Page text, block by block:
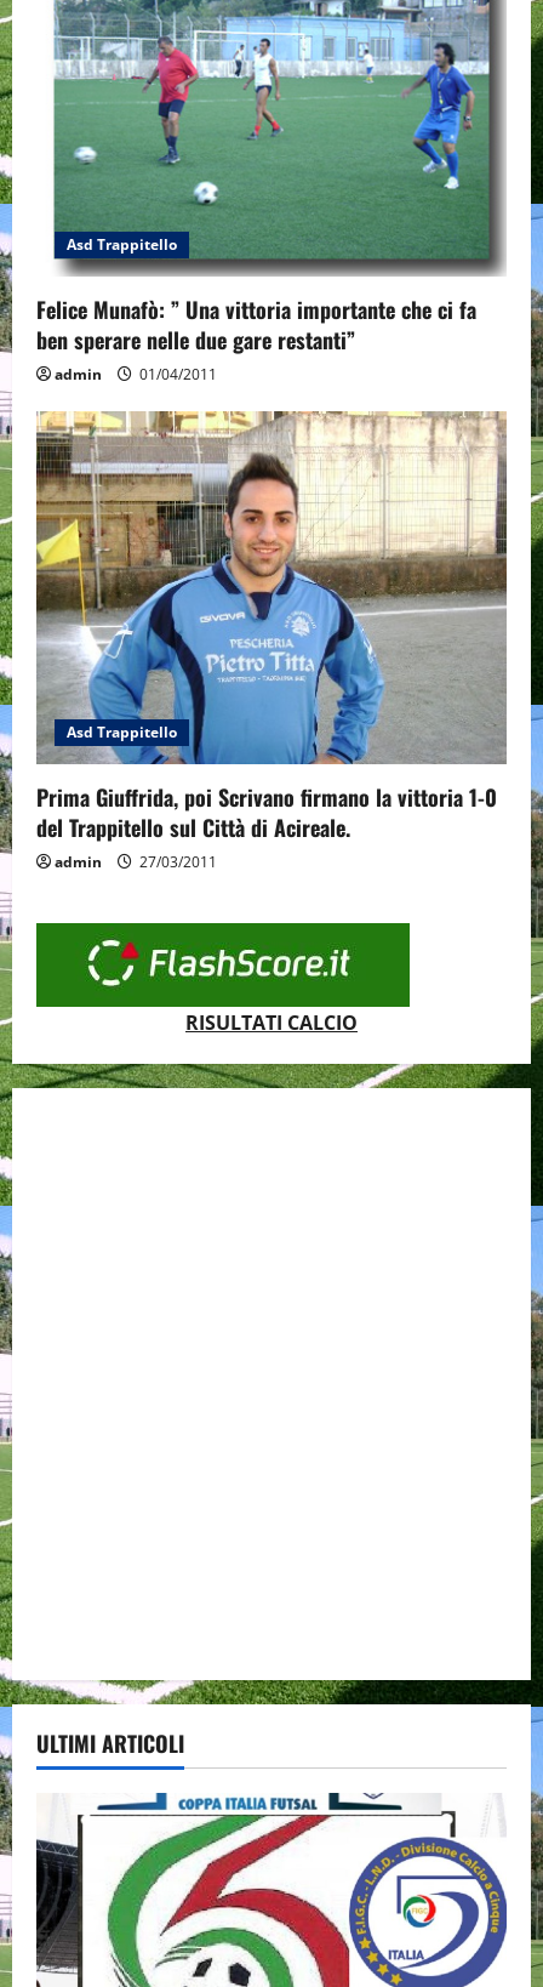
Asd Trappitello
Felice Munafò: ” Una vittoria importante che ci fa
ben sperare nelle due gare restanti”
admin 01/04/2011
Asd Trappitello
Prima Giuffrida, poi Scrivano firmano la vittoria 1-0
del Trappitello sul Città di Acireale.
admin 27/03/2011
RISULTATI CALCIO
ULTIMI ARTICOLI